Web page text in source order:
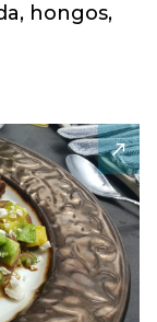
hongos,